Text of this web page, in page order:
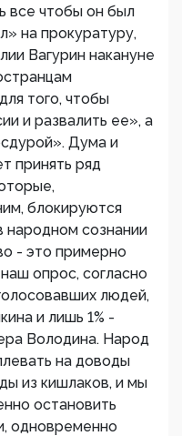
все чтобы он был
на прокуратуру,
Вагурин накануне
того, чтобы
и развалить ее», а
Дума и
принять ряд
блокируются
народном сознании
- это примерно
опрос, согласно
людей,
и лишь 1% -
Володина. Народ
на доводы
из кишлаков, и мы
остановить
одновременно